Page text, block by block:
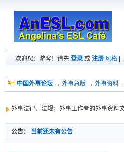
欢迎您：游客！请先 登录 或 注册 风格
中国外事论坛 → 外事总版 → 外事资料
外事法律、法规；外事工作者的外事资料
公告： 当前还未有公告